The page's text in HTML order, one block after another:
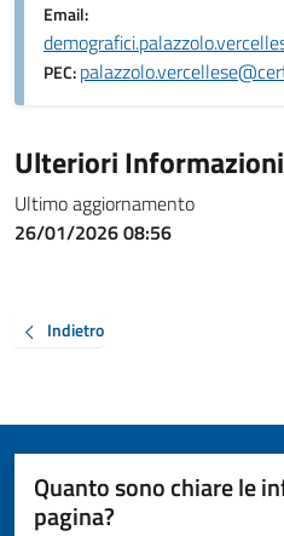
Email:
PEC:
Ulteriori Informazioni
Ultimo aggiornamento
26/01/2026 08:56
Indietro
Quanto sono chiare le
pagina?